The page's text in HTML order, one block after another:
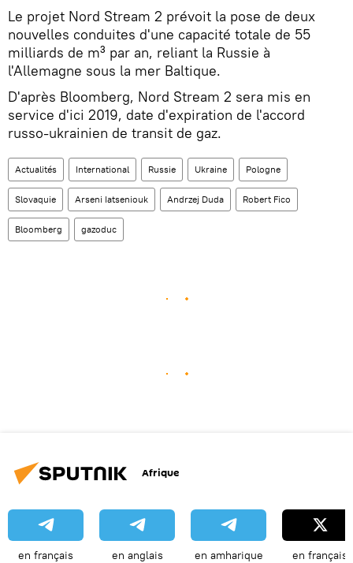
Le projet Nord Stream 2 prévoit la pose de deux
nouvelles conduites d'une capacité totale de 55
milliards de m³ par an, reliant la Russie à
l'Allemagne sous la mer Baltique.
D'après Bloomberg, Nord Stream 2 sera mis en
service d'ici 2019, date d'expiration de l'accord
russo-ukrainien de transit de gaz.
Actualités International Russie Ukraine Pologne
Slovaquie Arseni Iatseniouk Andrzej Duda Robert Fico
Bloomberg gazoduc
Afrique
en français en anglais en amharique en français